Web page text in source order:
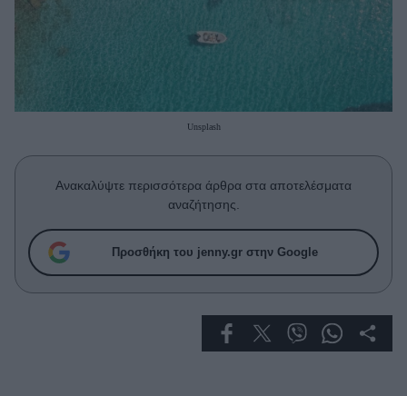
Who
True Stories
Success Stories
Ζώδια
Unsplash
Ανακαλύψτε περισσότερα άρθρα στα αποτελέσματα
αναζήτησης.
Προσθήκη του jenny.gr στην Google